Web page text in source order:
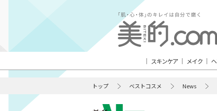
スキンケア メイク
トップ ベストコスメ News